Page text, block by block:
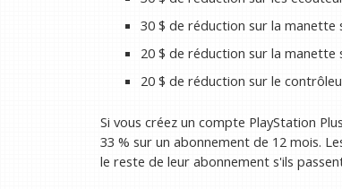
30 $ de réduction sur la manette
20 $ de réduction sur la manette
20 $ de réduction sur le
Si vous créez un compte PlayStation
33 % sur un abonnement de 12 mois.
le reste de leur abonnement s'ils